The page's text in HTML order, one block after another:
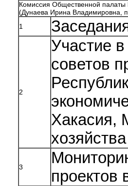
Комиссия Общественной палаты
(Дунаева Ирина Владимировна,
1
2
Участие
советов
Хакасия,
3
проектов